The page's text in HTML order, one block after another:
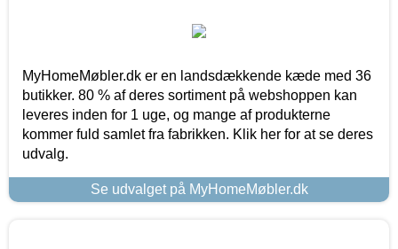
MyHomeMøbler.dk er en landsdækkende kæde med 36
butikker. 80 % af deres sortiment på webshoppen kan
leveres inden for 1 uge, og mange af produkterne
kommer fuld samlet fra fabrikken. Klik her for at se deres
udvalg.
Se udvalget på MyHomeMøbler.dk